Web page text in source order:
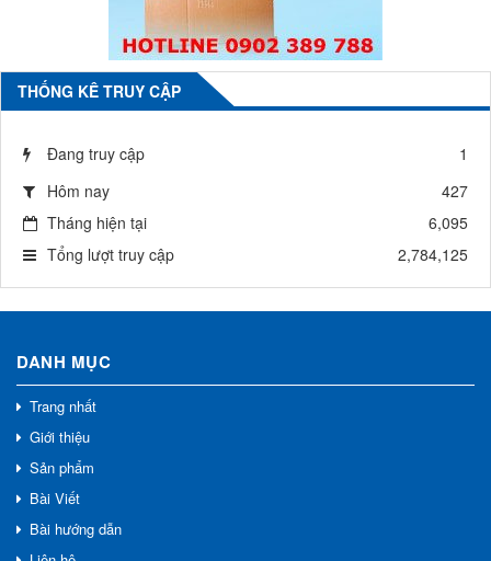
THỐNG KÊ TRUY CẬP
Đang truy cập
1
Hôm nay
427
Tháng hiện tại
6,095
Tổng lượt truy cập
2,784,125
DANH MỤC
Trang nhất
Giới thiệu
Sản phẩm
Bài Viết
Bài hướng dẫn